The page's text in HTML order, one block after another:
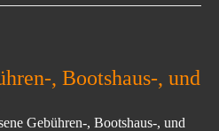
, Bootshaus-, und
Gebühren-, Bootshaus-, und